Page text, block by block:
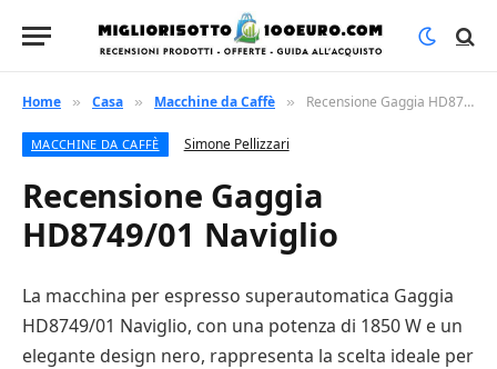
Home » Casa » Macchine da Caffè » Recensione Gaggia HD8749/01 Naviglio
MACCHINE DA CAFFÈ Simone Pellizzari
Recensione Gaggia
HD8749/01 Naviglio
La macchina per espresso superautomatica Gaggia
HD8749/01 Naviglio, con una potenza di 1850 W e un
elegante design nero, rappresenta la scelta ideale per